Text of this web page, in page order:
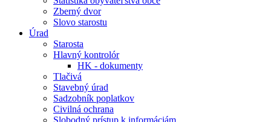
Zberný dvor
Slovo starostu
Úrad
Starosta
Hlavný kontrolór
HK - dokumenty
Tlačivá
Stavebný úrad
Sadzobník poplatkov
Civilná ochrana
Slobodný prístup k informáciám